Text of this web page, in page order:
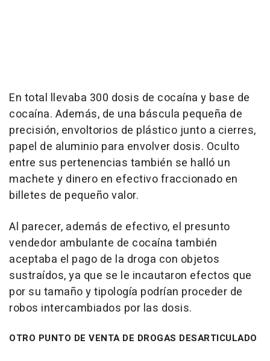
En total llevaba 300 dosis de cocaína y base de
cocaína. Además, de una báscula pequeña de
precisión, envoltorios de plástico junto a cierres,
papel de aluminio para envolver dosis. Oculto
entre sus pertenencias también se halló un
machete y dinero en efectivo fraccionado en
billetes de pequeño valor.
Al parecer, además de efectivo, el presunto
vendedor ambulante de cocaína también
aceptaba el pago de la droga con objetos
sustraídos, ya que se le incautaron efectos que
por su tamaño y tipología podrían proceder de
robos intercambiados por las dosis.
OTRO PUNTO DE VENTA DE DROGAS DESARTICULADO